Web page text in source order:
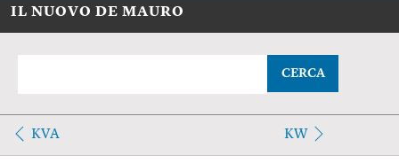
IL NUOVO DE MAURO
CERCA
KVA KW